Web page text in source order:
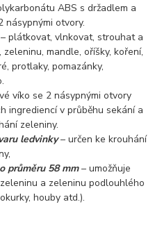
ABS s držadlem a
násypnými otvory.
plátkovat, vlnkovat, strouhat a
mandle, oříšky, koření,
protlaky, pomazánky,
víko se 2 násypnými otvory
ingrediencí v průběhu sekání a
zeleniny.
ledvinky– určen ke krouhání
průměru 58 mm– umožňuje
a zeleninu podlouhlého
houby atd.).